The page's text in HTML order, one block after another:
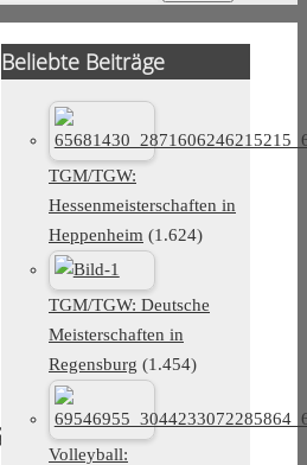
Beliebte Beiträge
TGM/TGW:
Hessenmeisterschaften in
Heppenheim (1.624)
TGM/TGW: Deutsche
Meisterschaften in
Regensburg (1.454)
Volleyball: